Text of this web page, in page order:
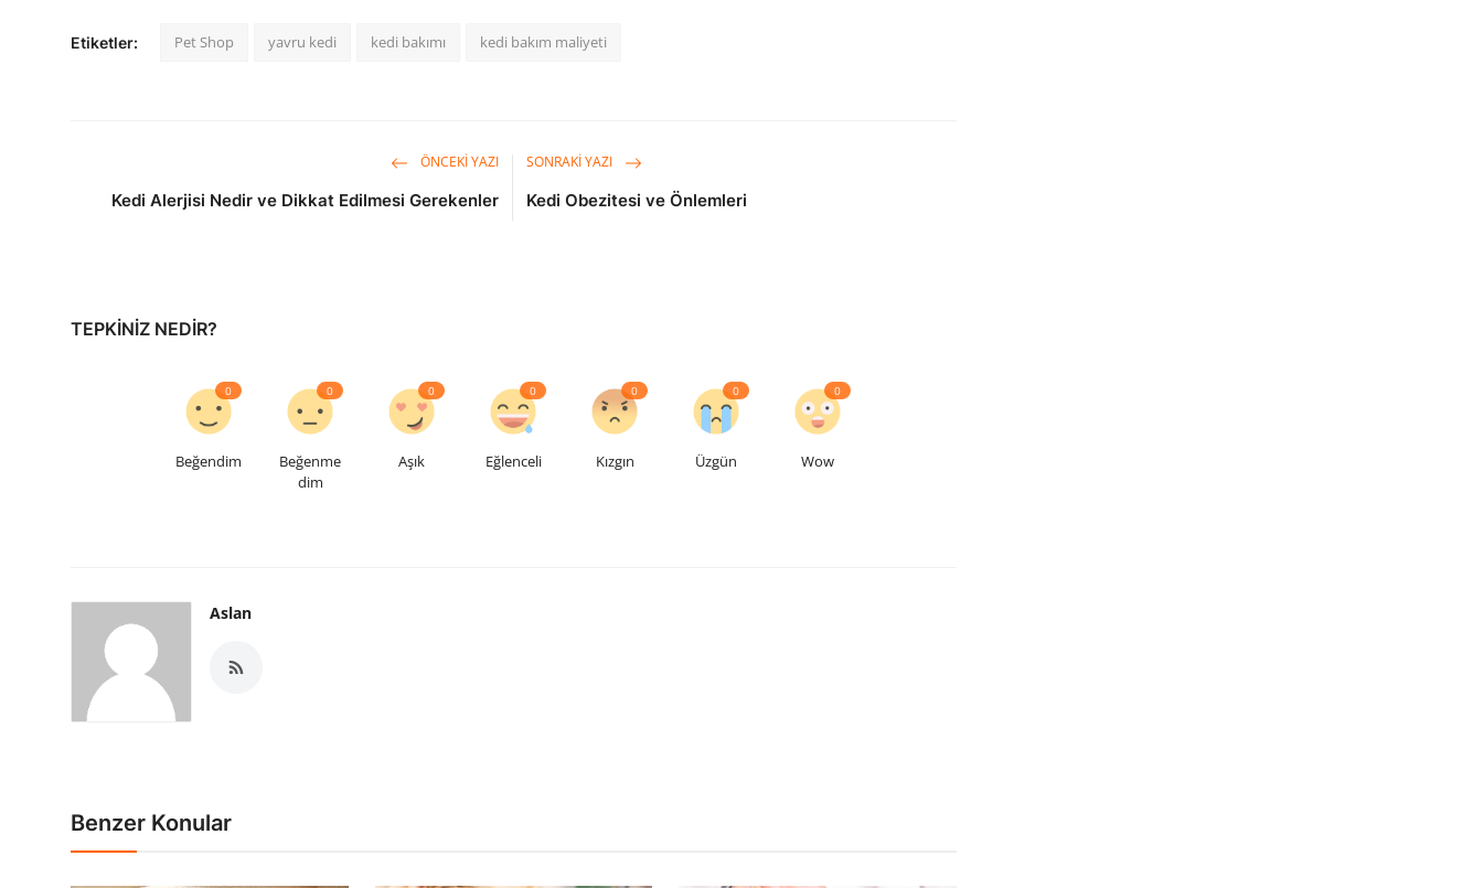
Etiketler: Pet Shop yavru kedi kedi bakımı kedi bakım maliyeti
ÖNCEKI YAZI
Kedi Alerjisi Nedir ve Dikkat Edilmesi Gerekenler
SONRAKI YAZI
Kedi Obezitesi ve Önlemleri
TEPKINIZ NEDIR?
Beğendim
0
Beğenme
dim
0
Aşık
0
Eğlenceli
0
Kızgın
0
Üzgün
0
Wow
0
Aslan
Benzer Konular